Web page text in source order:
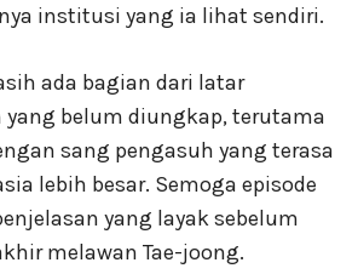
institusi yang ia lihat sendiri.
ada bagian dari latar
yang belum diungkap, terutama
sang pengasuh yang terasa
lebih besar. Semoga episode
yang layak sebelum
melawan Tae-joong.